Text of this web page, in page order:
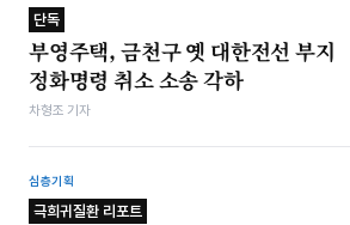
단독
부영주택, 금천구 옛 대한전선 부지
정화명령 취소 소송 각하
차형조 기자
심층기획
극희귀질환 리포트